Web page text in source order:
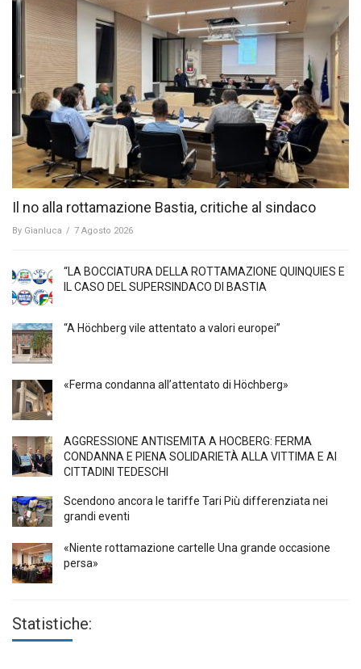
Il no alla rottamazione Bastia, critiche al sindaco
By Gianluca / 7 Agosto 2026
“LA BOCCIATURA DELLA ROTTAMAZIONE QUINQUIES E
IL CASO DEL SUPERSINDACO DI BASTIA
“A Höchberg vile attentato a valori europei”
«Ferma condanna all’attentato di Höchberg»
AGGRESSIONE ANTISEMITA A HÖCBERG: FERMA
CONDANNA E PIENA SOLIDARIETÀ ALLA VITTIMA E AI
CITTADINI TEDESCHI
Scendono ancora le tariffe Tari Più differenziata nei
grandi eventi
«Niente rottamazione cartelle Una grande occasione
persa»
Statistiche: